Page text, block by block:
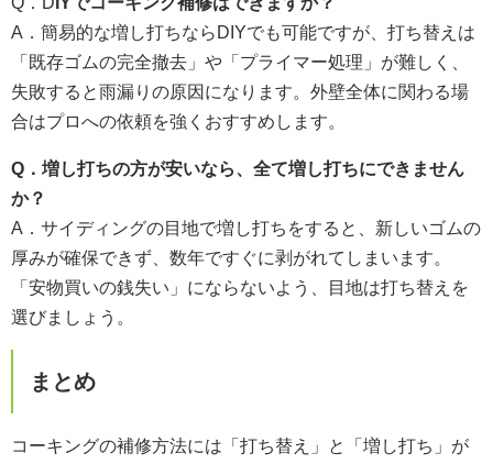
A．簡易的な増し打ちならDIYでも可能ですが、打ち替えは
「既存ゴムの完全撤去」や「プライマー処理」が難しく、
失敗すると雨漏りの原因になります。外壁全体に関わる場
合はプロへの依頼を強くおすすめします。
Q．増し打ちの方が安いなら、全て増し打ちにできません
か？
A．サイディングの目地で増し打ちをすると、新しいゴムの
厚みが確保できず、数年ですぐに剥がれてしまいます。
「安物買いの銭失い」にならないよう、目地は打ち替えを
選びましょう。
まとめ
コーキングの補修方法には「打ち替え」と「増し打ち」が